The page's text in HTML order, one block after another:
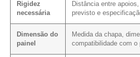
Rigidez
necessária
Distância entre
previsto e
Dimensão do
painel
Medida da chapa,
compatibilidade com o